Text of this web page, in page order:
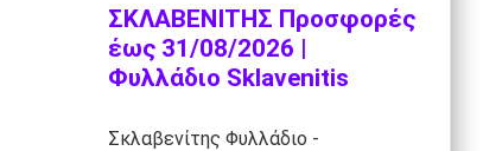
ΣΚΛΑΒΕΝΙΤΗΣ Προσφορές
έως 31/08/2026 |
Φυλλάδιο Sklavenitis
Σκλαβενίτης Φυλλάδιο -